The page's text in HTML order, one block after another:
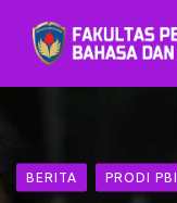
BERITA PRODI PBI